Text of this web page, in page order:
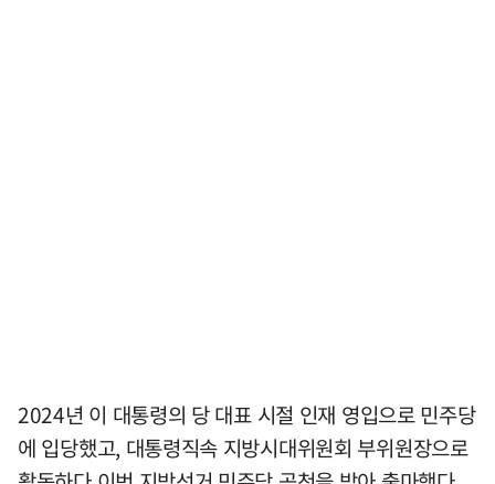
2024년 이 대통령의 당 대표 시절 인재 영입으로 민주당
에 입당했고, 대통령직속 지방시대위원회 부위원장으로